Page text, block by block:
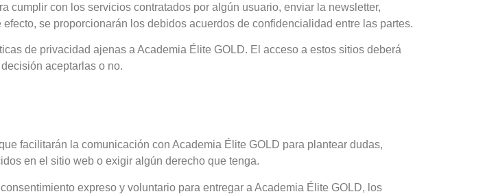
cumplir con los servicios contratados por algún usuario, enviar la newsletter,
se proporcionarán los debidos acuerdos de confidencialidad entre las partes.
de privacidad ajenas a Academia Élite GOLD. El acceso a estos sitios deberá
aceptarlas o no.
facilitarán la comunicación con Academia Élite GOLD para plantear dudas,
en el sitio web o exigir algún derecho que tenga.
expreso y voluntario para entregar a Academia Élite GOLD, los